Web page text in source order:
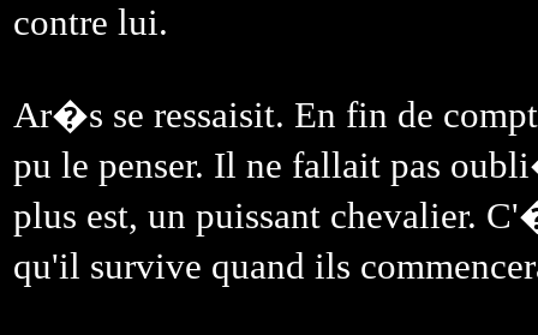
contre lui.
Ar�s se ressaisit. En fin de
pu le penser. Il ne fallait pas
plus est, un puissant chevalier.
qu'il survive quand ils